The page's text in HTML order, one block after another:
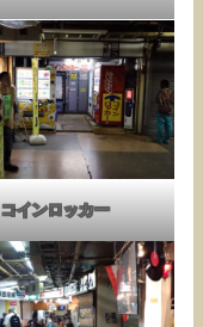
コインロッカー